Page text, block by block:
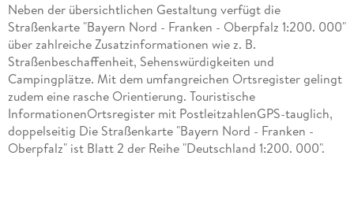
Neben der übersichtlichen Gestaltung verfügt die
Straßenkarte "Bayern Nord - Franken - Oberpfalz 1:200. 000"
über zahlreiche Zusatzinformationen wie z. B.
Straßenbeschaffenheit, Sehenswürdigkeiten und
Campingplätze. Mit dem umfangreichen Ortsregister gelingt
zudem eine rasche Orientierung. Touristische
InformationenOrtsregister mit PostleitzahlenGPS-tauglich,
doppelseitig Die Straßenkarte "Bayern Nord - Franken -
Oberpfalz" ist Blatt 2 der Reihe "Deutschland 1:200. 000".